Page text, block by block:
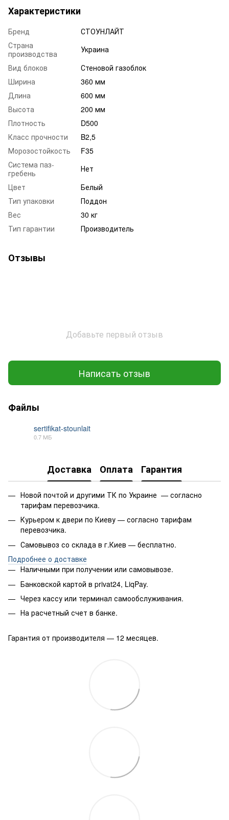
Характеристики
Бренд
СТОУНЛАЙТ
Страна
производства
Украина
Вид блоков
Стеновой газоблок
Ширина
360 мм
Длина
600 мм
Высота
200 мм
Плотность
D500
Класс прочности
B2,5
Морозостойкость
F35
Система паз-
гребень
Нет
Цвет
Белый
Тип упаковки
Поддон
Вес
30 кг
Тип гарантии
Производитель
Отзывы
Добавьте первый отзыв
Написать отзыв
Файлы
sertifikat-stounlait
0.7 МБ
Доставка Оплата Гарантия
Новой почтой и другими ТК по Украине — согласно
тарифам перевозчика.
Курьером к двери по Киеву — согласно тарифам
перевозчика.
Самовывоз со склада в г.Киев — бесплатно.
Подробнее о доставке
Наличными при получении или самовывозе.
Банковской картой в privat24, LiqPay.
Через кассу или терминал самообслуживания.
На расчетный счет в банке.
Гарантия от производителя — 12 месяцев.